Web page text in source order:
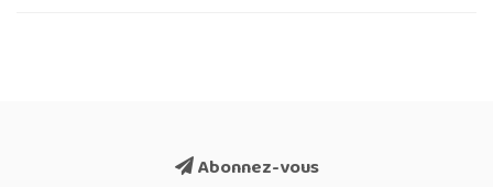
Abonnez-vous